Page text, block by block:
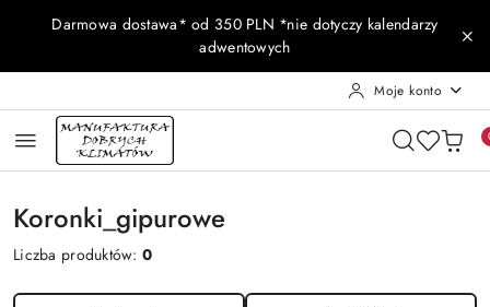
Przejdź do treści głównej
Przejdź do wyszukiwarki
Przejdź do moje konto
Przejdź do menu głównego
Przejdź do stopki
Darmowa dostawa* od 350 PLN *nie dotyczy kalendarzy
adwentowych
Moje konto
Koronki_gipurowe
Liczba produktów:0